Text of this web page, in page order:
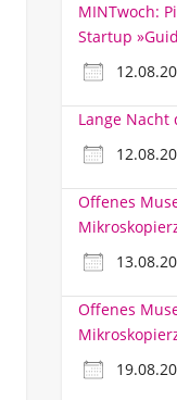
MINTwoch:
Startup
Lange Nacht
Offenes
Offenes